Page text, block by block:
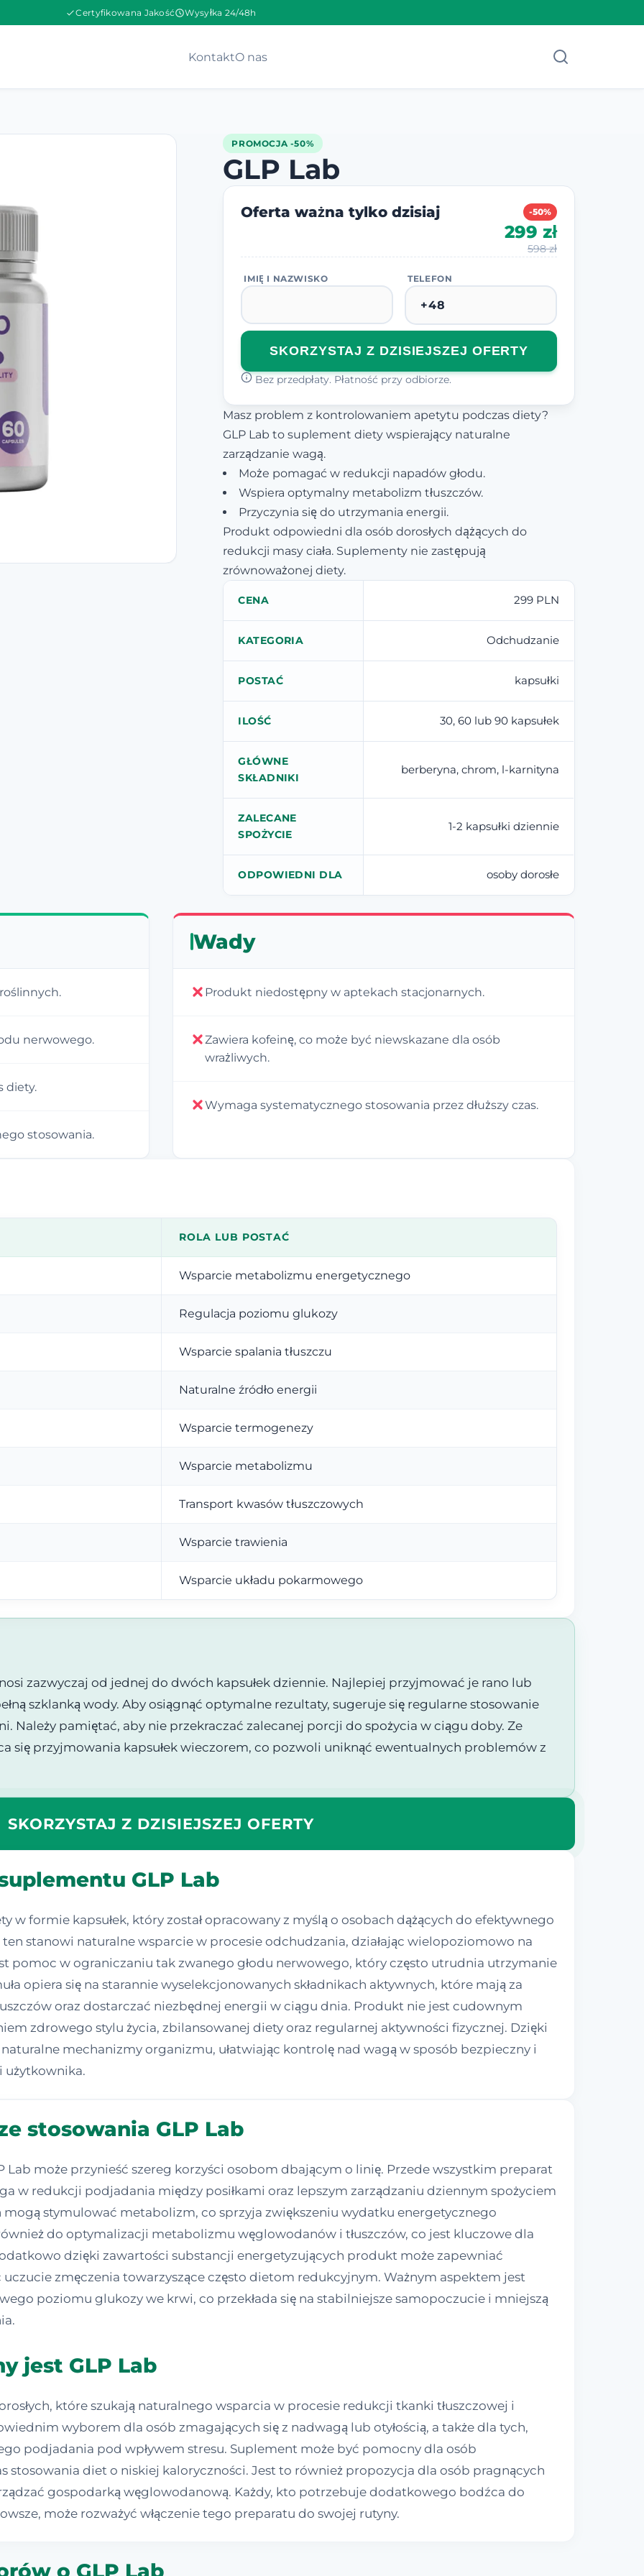
Certyfikowana Jakość Wysyłka 24/48h
KontaktO nas
PROMOCJA -50%
GLP Lab
Oferta ważna tylko dzisiaj -50%
299 zł
598 zł
IMIĘ I NAZWISKO TELEFON
SKORZYSTAJ Z DZISIEJSZEJ OFERTY
Bez przedpłaty. Płatność przy odbiorze.
Masz problem z kontrolowaniem apetytu podczas diety?
GLP Lab to suplement diety wspierający naturalne
zarządzanie wagą.
Może pomagać w redukcji napadów głodu.
Wspiera optymalny metabolizm tłuszczów.
Przyczynia się do utrzymania energii.
Produkt odpowiedni dla osób dorosłych dążących do
redukcji masy ciała. Suplementy nie zastępują
zrównoważonej diety.
CENA 299 PLN
KATEGORIA Odchudzanie
POSTAĆ kapsułki
ILOŚĆ 30, 60 lub 90 kapsułek
GŁÓWNE
SKŁADNIKI
berberyna, chrom, l-karnityna
ZALECANE
SPOŻYCIE
1-2 kapsułki dziennie
ODPOWIEDNI DLA osoby dorosłe
nerwowego.
diety.
stosowania.
Wady
Produkt niedostępny w aptekach stacjonarnych.
Zawiera kofeinę, co może być niewskazane dla osób
wrażliwych.
Wymaga systematycznego stosowania przez dłuższy czas.
ROLA LUB POSTAĆ
Wsparcie metabolizmu energetycznego
Regulacja poziomu glukozy
Wsparcie spalania tłuszczu
Naturalne źródło energii
Wsparcie termogenezy
Wsparcie metabolizmu
Transport kwasów tłuszczowych
Wsparcie trawienia
Wsparcie układu pokarmowego
zazwyczaj od jednej do dwóch kapsułek dziennie. Najlepiej przyjmować je rano lub
szklanką wody. Aby osiągnąć optymalne rezultaty, sugeruje się regularne stosowanie
Należy pamiętać, aby nie przekraczać zalecanej porcji do spożycia w ciągu doby. Ze
się przyjmowania kapsułek wieczorem, co pozwoli uniknąć ewentualnych problemów z
SKORZYSTAJ Z DZISIEJSZEJ OFERTY
GLP Lab
w formie kapsułek, który został opracowany z myślą o osobach dążących do efektywnego
ten stanowi naturalne wsparcie w procesie odchudzania, działając wielopoziomowo na
pomoc w ograniczaniu tak zwanego głodu nerwowego, który często utrudnia utrzymanie
opiera się na starannie wyselekcjonowanych składnikach aktywnych, które mają za
oraz dostarczać niezbędnej energii w ciągu dnia. Produkt nie jest cudownym
zdrowego stylu życia, zbilansowanej diety oraz regularnej aktywności fizycznej. Dzięki
mechanizmy organizmu, ułatwiając kontrolę nad wagą w sposób bezpieczny i
użytkownika.
stosowania GLP Lab
Lab może przynieść szereg korzyści osobom dbającym o linię. Przede wszystkim preparat
w redukcji podjadania między posiłkami oraz lepszym zarządzaniu dziennym spożyciem
mogą stymulować metabolizm, co sprzyja zwiększeniu wydatku energetycznego
do optymalizacji metabolizmu węglowodanów i tłuszczów, co jest kluczowe dla
dzięki zawartości substancji energetyzujących produkt może zapewniać
zmęczenia towarzyszące często dietom redukcyjnym. Ważnym aspektem jest
poziomu glukozy we krwi, co przekłada się na stabilniejsze samopoczucie i mniejszą
jest GLP Lab
które szukają naturalnego wsparcia w procesie redukcji tkanki tłuszczowej i
wyborem dla osób zmagających się z nadwagą lub otyłością, a także dla tych,
podjadania pod wpływem stresu. Suplement może być pomocny dla osób
stosowania diet o niskiej kaloryczności. Jest to również propozycja dla osób pragnących
gospodarką węglowodanową. Każdy, kto potrzebuje dodatkowego bodźca do
może rozważyć włączenie tego preparatu do swojej rutyny.